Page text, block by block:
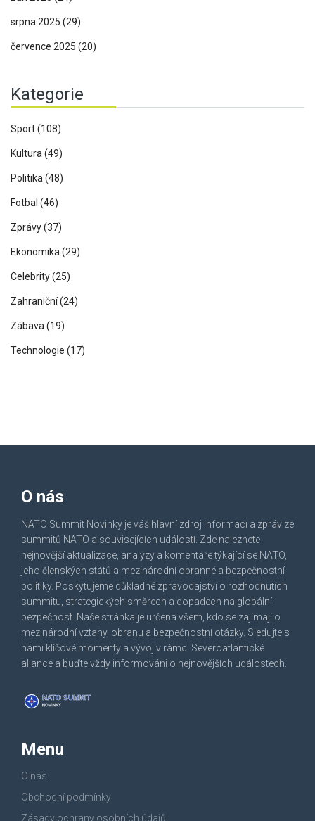
srpna 2025 (29)
července 2025 (20)
Kategorie
Sport(108)
Kultura (49)
Politika (48)
Fotbal (46)
Zprávy(37)
Ekonomika (29)
Celebrity(25)
Zahraniční(24)
Zábava (19)
Technologie (17)
O nás
NATO Summit Novinky je váš hlavní zdroj informací a zpráv ze
summitů NATO a souvisejících událostí. Zde naleznete
nejnovější aktualizace, analýzy a komentáře týkající se NATO,
jeho členských států a mezinárodní obranné a bezpečnostní
politiky. Poskytujeme důkladné zpravodajství o rozhodnutích
summitu, strategických směrech a dopadech na globální
bezpečnost. Naše stránka je určena všem, kdo se zajímají o
mezinárodní vztahy, obranu a bezpečnostní otázky. Sledujte s
námi klíčové momenty a vývoj v rámci Severoatlantické
aliance a buďte vždy informováni o nejnovějších událostech.
Menu
O nás
Obchodní podmínky
Zásady ochrany osobních údajů